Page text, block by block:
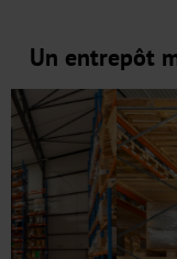
Foires
Produits
Marquage
à
chaud
Un entrepôt